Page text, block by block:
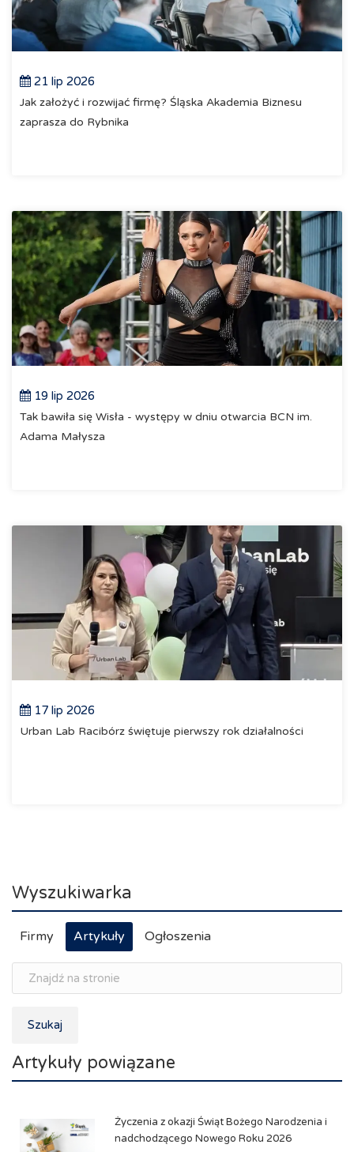
21 lip 2026
Jak założyć i rozwijać firmę? Śląska Akademia Biznesu
zaprasza do Rybnika
19 lip 2026
Tak bawiła się Wisła - występy w dniu otwarcia BCN im.
Adama Małysza
17 lip 2026
Urban Lab Racibórz świętuje pierwszy rok działalności
Wyszukiwarka
Firmy Artykuły Ogłoszenia
Szukaj
Artykuły powiązane
Życzenia z okazji Świąt Bożego Narodzenia i
nadchodzącego Nowego Roku 2026